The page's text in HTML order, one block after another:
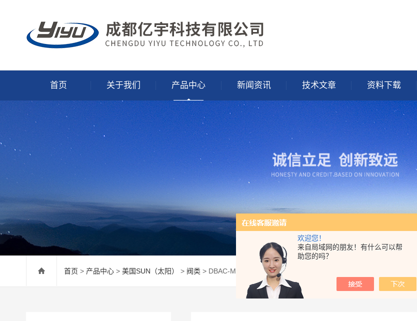
欢迎您！
来自局域网的朋友！有什么可以帮
助您的吗？
首页 关于我们 产品中心 新闻资讯 技术文章 资料下载
首页 > 产品中心 > 美国SUN（太阳） > 阀类 > DBAC-MHNSUN美国太阳插式电磁阀DBAC—MHN现货供应